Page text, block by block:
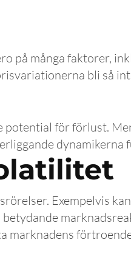
på många faktorer,
bli så
för förlust.
dynamikerna
Exempelvis
marknadens